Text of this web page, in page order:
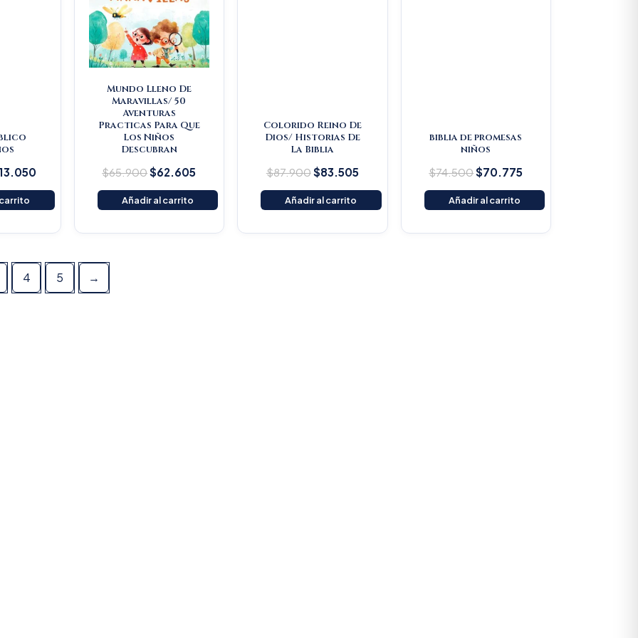
Mundo Lleno De
Maravillas/ 50
Aventuras
Practicas Para Que
Los Niños
Descubran
$65.900$62.605
Añadir al carrito
Colorido Reino De
Dios/ Historias De
La Biblia
$87.900$83.505
Añadir al carrito
biblia de promesas
niños
$74.500$70.775
Añadir al carrito
4 5 →